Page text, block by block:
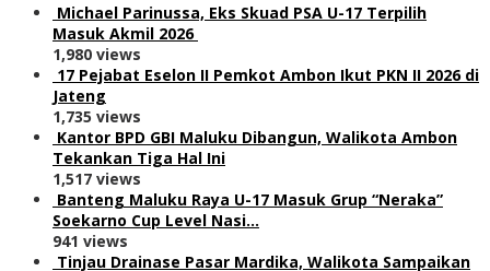
Michael Parinussa, Eks Skuad PSA U-17 Terpilih
Masuk Akmil 2026
1,980 views
17 Pejabat Eselon II Pemkot Ambon Ikut PKN II 2026 di
Jateng
1,735 views
Kantor BPD GBI Maluku Dibangun, Walikota Ambon
Tekankan Tiga Hal Ini
1,517 views
Banteng Maluku Raya U-17 Masuk Grup “Neraka”
Soekarno Cup Level Nasi…
941 views
Tinjau Drainase Pasar Mardika, Walikota Sampaikan